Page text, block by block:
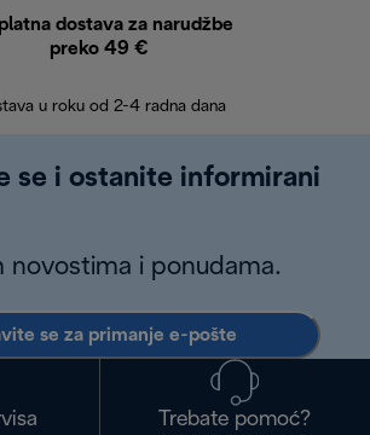
dostava za narudžbe
preko 49 €
u roku od 2-4 radna dana
se i ostanite informirani
novostima i ponudama.
se za primanje e-pošte
Trebate pomoć?